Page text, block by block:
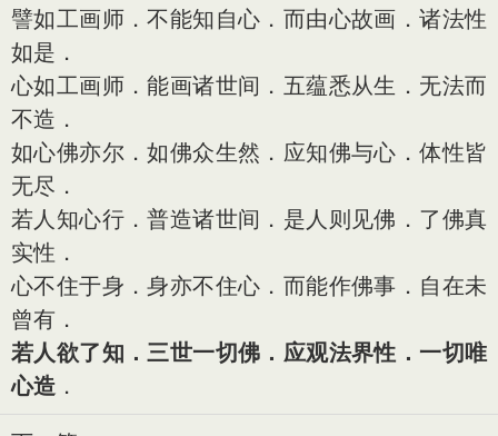
譬如工画师．不能知自心．而由心故画．诸法性
如是．
心如工画师．能画诸世间．五蕴悉从生．无法而
不造．
如心佛亦尔．如佛众生然．应知佛与心．体性皆
无尽．
若人知心行．普造诸世间．是人则见佛．了佛真
实性．
心不住于身．身亦不住心．而能作佛事．自在未
曾有．
若人欲了知．三世一切佛．应观法界性．一切唯
心造 ．